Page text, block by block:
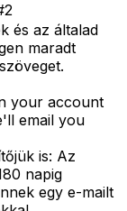
2
és az általad
maradt
your account
email you
is: Az
napig
egy e-mailt